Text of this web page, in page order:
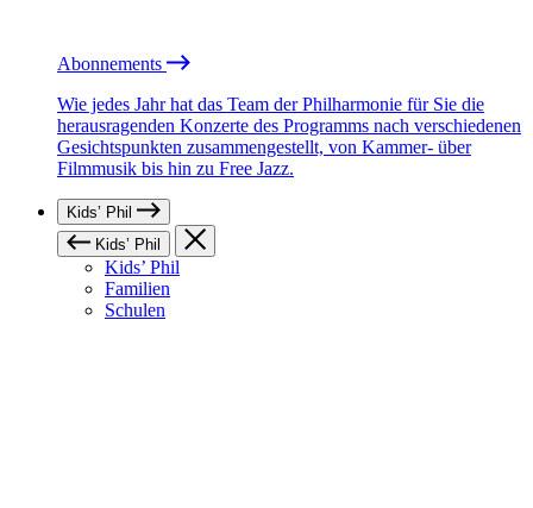
Abonnements
Wie jedes Jahr hat das Team der Philharmonie für Sie die
herausragenden Konzerte des Programms nach verschiedenen
Gesichtspunkten zusammengestellt, von Kammer- über
Filmmusik bis hin zu Free Jazz.
Kids’ Phil
Kids’ Phil
Kids’ Phil
Familien
Schulen